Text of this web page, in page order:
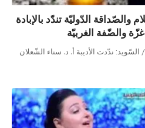
الدّوليّة تندّد بالإبادة
والضّفة الغربيّة
السّويد: ندّدت الأديبة أ. د. سناء الشّعلان